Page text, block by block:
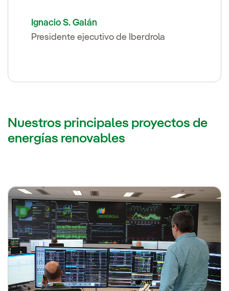
Ignacio S. Galán
Presidente ejecutivo de Iberdrola
Nuestros principales proyectos de
energías renovables